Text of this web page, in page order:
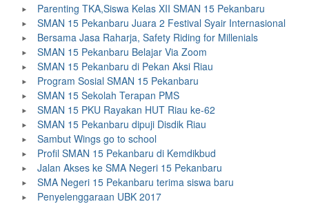
Parenting TKA,Siswa Kelas XII SMAN 15 Pekanbaru
SMAN 15 Pekanbaru Juara 2 Festival Syair Internasional
Bersama Jasa Raharja, Safety Riding for Millenials
SMAN 15 Pekanbaru Belajar Via Zoom
SMAN 15 Pekanbaru di Pekan Aksi Riau
Program Sosial SMAN 15 Pekanbaru
SMAN 15 Sekolah Terapan PMS
SMAN 15 PKU Rayakan HUT Riau ke-62
SMAN 15 Pekanbaru dipuji Disdik Riau
Sambut Wings go to school
Profil SMAN 15 Pekanbaru di Kemdikbud
Jalan Akses ke SMA Negeri 15 Pekanbaru
SMA Negeri 15 Pekanbaru terima siswa baru
Penyelenggaraan UBK 2017